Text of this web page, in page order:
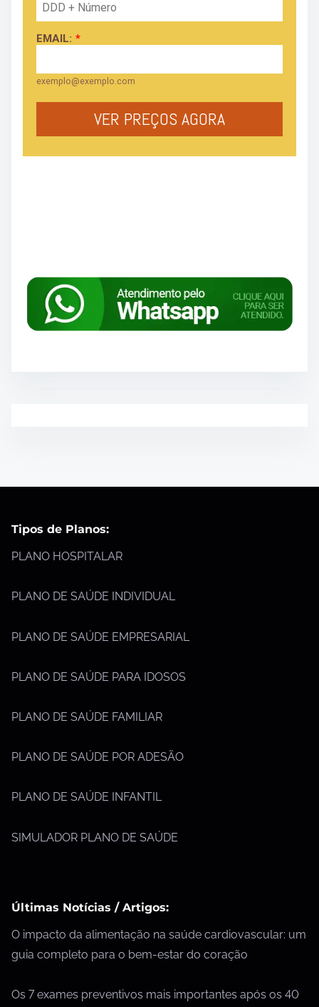
Tipos de Planos:
PLANO HOSPITALAR
PLANO DE SAÚDE INDIVIDUAL
PLANO DE SAÚDE EMPRESARIAL
PLANO DE SAÚDE PARA IDOSOS
PLANO DE SAÚDE FAMILIAR
PLANO DE SAÚDE POR ADESÃO
PLANO DE SAÚDE INFANTIL
SIMULADOR PLANO DE SAÚDE
Últimas Notícias / Artigos:
O impacto da alimentação na saúde cardiovascular: um
guia completo para o bem-estar do coração
Os 7 exames preventivos mais importantes após os 40